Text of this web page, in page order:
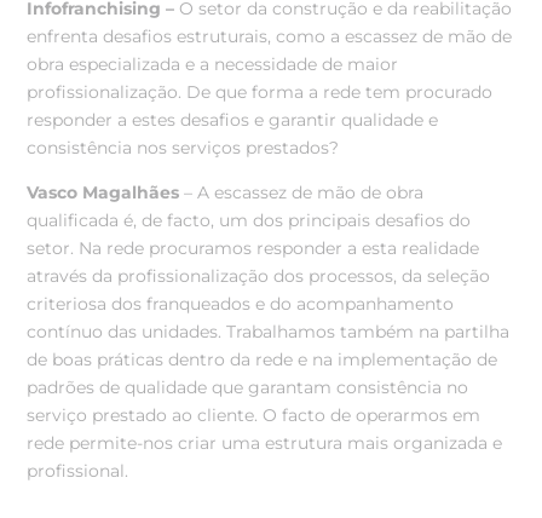
Infofranchising – O setor da construção e da reabilitação
enfrenta desafios estruturais, como a escassez de mão de
obra especializada e a necessidade de maior
profissionalização. De que forma a rede tem procurado
responder a estes desafios e garantir qualidade e
consistência nos serviços prestados?
Vasco Magalhães – A escassez de mão de obra
qualificada é, de facto, um dos principais desafios do
setor. Na rede procuramos responder a esta realidade
através da profissionalização dos processos, da seleção
criteriosa dos franqueados e do acompanhamento
contínuo das unidades.Trabalhamos também na partilha
de boas práticas dentro da rede e na implementação de
padrões de qualidade que garantam consistência no
serviço prestado ao cliente. O facto de operarmos em
rede permite-nos criar uma estrutura mais organizada e
profissional.